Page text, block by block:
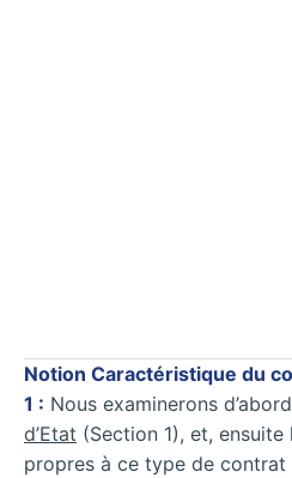
Notion Caractéristique du
1 : Nous examinerons
d’Etat (Section 1), et,
propres à ce type de contrat